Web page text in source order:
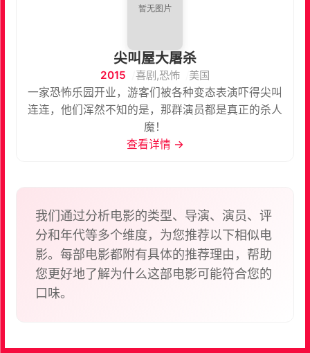
尖叫屋大屠杀
2015 喜剧,恐怖
美国
一家恐怖乐园开业，游客们被各种变态表演吓得尖叫
连连，他们浑然不知的是，那群演员都是真正的杀人
魔！
查看详情 →
我们通过分析电影的类型、导演、演员、评
分和年代等多个维度，为您推荐以下相似电
影。每部电影都附有具体的推荐理由，帮助
您更好地了解为什么这部电影可能符合您的
口味。